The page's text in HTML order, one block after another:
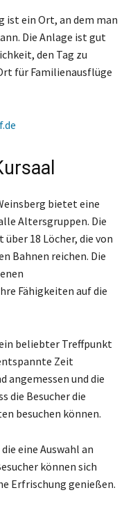
ist ein Ort, an dem man
Die Anlage ist gut
den Tag zu
für Familienausflüge
bietet eine
Altersgruppen. Die
18 Löcher, die von
Bahnen reichen. Die
Fähigkeiten auf die
beliebter Treffpunkt
Zeit
angemessen und die
die Besucher die
besuchen können.
eine Auswahl an
können sich
Erfrischung genießen.